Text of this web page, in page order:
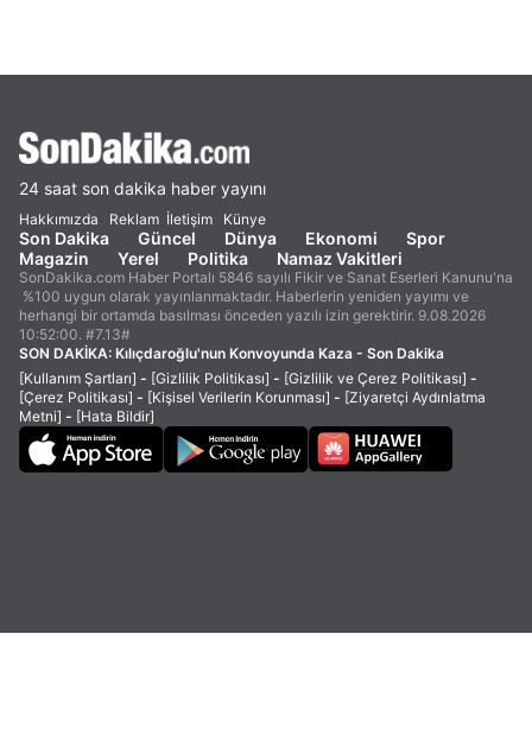
24 saat son dakika haber yayını
Hakkımızda Reklam İletişim Künye
Son Dakika Güncel Dünya Ekonomi
Spor
Magazin
Yerel Politika Namaz Vakitleri
SonDakika.com Haber Portalı 5846 sayılı Fikir ve Sanat Eserleri Kanunu'na
%100 uygun olarak yayınlanmaktadır. Haberlerin yeniden yayımı ve
herhangi bir ortamda basılması önceden yazılı izin gerektirir. 9.08.2026
10:52:00. #7.13#
SON DAKİKA: Kılıçdaroğlu'nun Konvoyunda Kaza - Son Dakika
[Kullanım Şartları] - [Gizlilik Politikası] - [Gizlilik ve Çerez Politikası] -
[Çerez Politikası] - [Kişisel Verilerin Korunması] - [Ziyaretçi Aydınlatma
Metni] - [Hata Bildir]